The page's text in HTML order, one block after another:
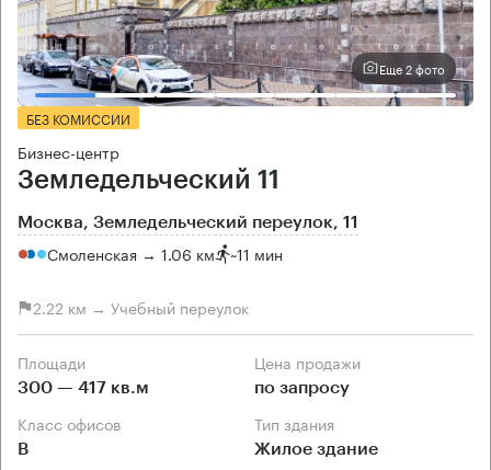
Еще 2 фото
БЕЗ КОМИССИИ
Бизнес-центр
Земледельческий 11
Москва, Земледельческий переулок, 11
Смоленская → 1.06 км ~11 мин
2.22 км → Учебный переулок
Площади
300 — 417 кв.м
Цена продажи
по запросу
Класс офисов
B
Тип здания
Жилое здание